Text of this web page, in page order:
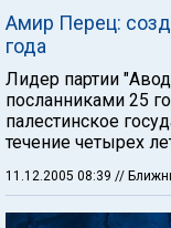
Амир Перец:
года
Лидер партии
посланниками 25
палестинское
течение четырех
11.12.2005 08:39 //